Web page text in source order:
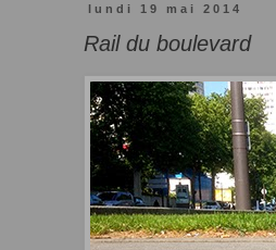
lundi 19 mai 2014
Rail du boulevard